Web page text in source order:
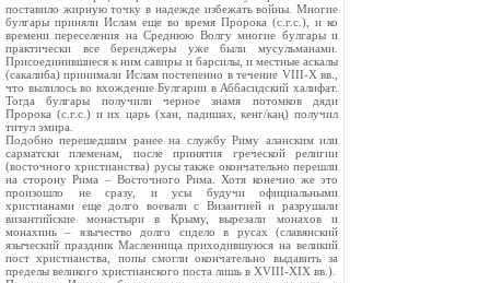
поставило жирную точку в надежде избежать войны. Многие
булгары приняли Ислам еще во время Пророка (с.г.с.), и ко
времени переселения на Среднюю Волгу многие булгары и
практически все беренджеры уже были мусульманами.
Присоединившиеся к ним савиры и барсилы, и местные аскалы
(сакалиба) принимали Ислам постепенно в течение VIII-X вв.,
что вылилось во вхождение Булгарии в Аббасидский халифат.
Тогда булгары получили черное знамя потомков дяди
Пророка (с.г.с.) и их царь (хан, падишах, кенг/каң) получил
титул эмира.
Подобно перешедшим ранее на службу Риму аланским или
сарматски племенам, после принятия греческой религии
(восточного христианства) русы также окончательно перешли
на сторону Рима – Восточного Рима. Хотя конечно же это
произошло не сразу, и усы будучи официальными
христианами еще долго воевали с Византией и разрушали
византийские монастыри в Крыму, вырезали монахов и
монахинь – язычество долго сидело в русах (славянский
языческий праздник Масленница приходившуюся на великий
пост христианства, попы смогли окончательно выдавить за
пределы великого христианского поста лишь в XVIII-XIX вв.).